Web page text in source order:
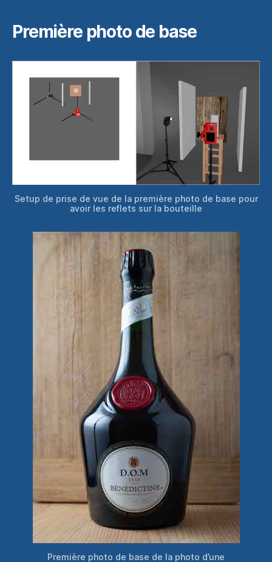
Première photo de base
Setup de prise de vue de la première photo de base pour
avoir les reflets sur la bouteille
Première photo de base de la photo d’une